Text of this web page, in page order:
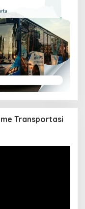
Transportasi